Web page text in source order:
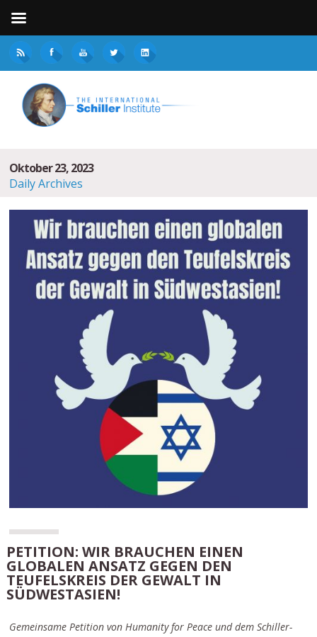
Oktober 23, 2023
Daily Archives
PETITION: WIR BRAUCHEN EINEN
GLOBALEN ANSATZ GEGEN DEN
TEUFELSKREIS DER GEWALT IN
SÜDWESTASIEN!
Gemeinsame Petition von Humanity for Peace und dem Schiller-